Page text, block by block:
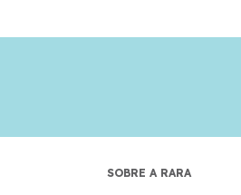
SOBRE A RARA